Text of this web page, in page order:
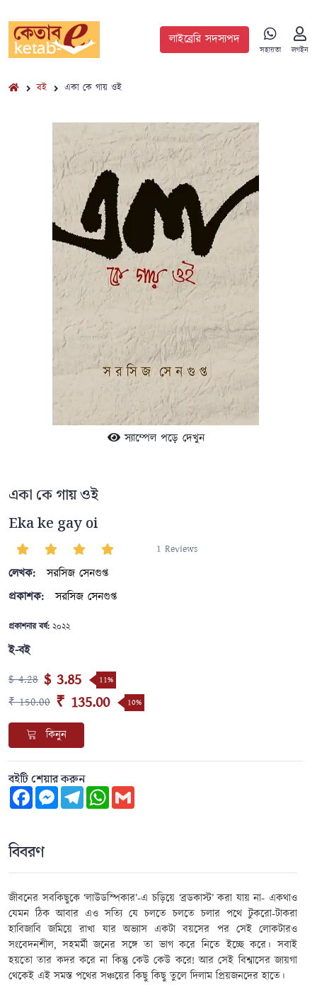
লাইব্রেরি সদস্যপদ
সহায়তা লগইন
বই একা কে গায় ওই
স্যাম্পেল পড়ে দেখুন
একা কে গায় ওই
Eka ke gay oi
1 Reviews
লেখক:
সরসিজ সেনগুপ্ত
প্রকাশক:
সরসিজ সেনগুপ্ত
প্রকাশনার বর্ষ: ২০২২
ই-বই
$ 4.28 $ 3.85 11%
₹ 150.00 ₹ 135.00 10%
কিনুন
বইটি শেয়ার করুন
FacebookMessengerTelegramWhatsApp
বিবরণ
জীবনের সবকিছুকে ‘লাউডস্পিকার’-এ চড়িয়ে ‘ব্রডকাস্ট’ করা যায় না- একথাও
যেমন ঠিক আবার এও সত্যি যে চলতে চলতে চলার পথে টুকরো-টাকরা
হাবিজাবি জমিয়ে রাখা যার অভ্যাস একটা বয়সের পর সেই লোকটারও
সংবেদনশীল,সহমর্মী জনের সঙ্গে তা ভাগ করে নিতে ইচ্ছে করে। সবাই
হয়তো তার কদর করে না কিন্তু কেউ কেউ করে! আর সেই বিশ্বাসের জায়গা
থেকেই এই সমস্ত পথের সঞ্চয়ের কিছু কিছু তুলে দিলাম প্রিয়জনদের হাতে।